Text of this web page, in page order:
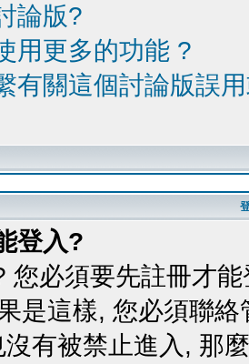
論版?
用更多的功能 ?
有關這個討論版誤
登入?
您必須要先註冊才
是這樣, 您必須聯
有被禁止進入, 那